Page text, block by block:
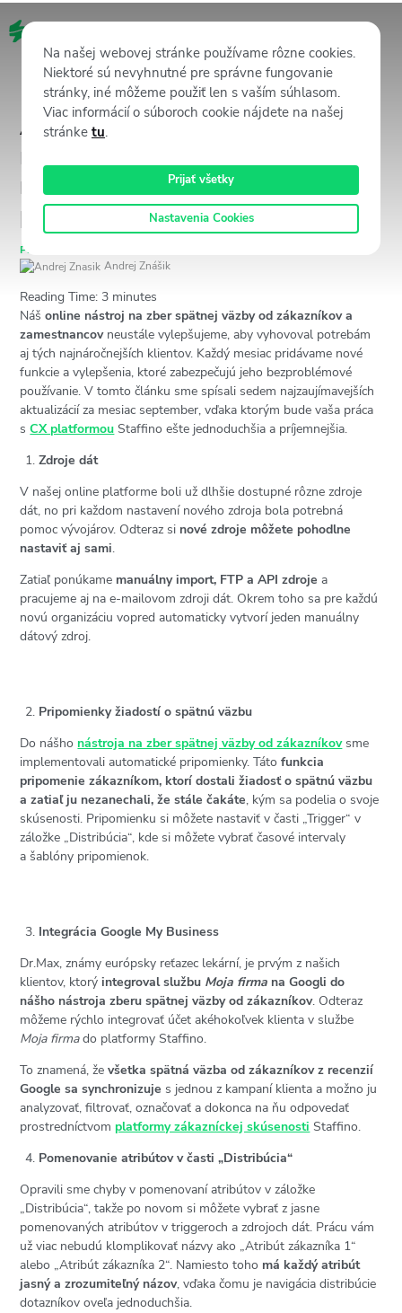
Aktualizácia produktov za
mesiac september: Aké sú
najnovšie funkcie v CX
platforme Staffino?
Produktové novinky
Andrej Znášik
Reading Time: 3 minutes
Nášonline nástroj na zber spätnej väzby od zákazníkov a
zamestnancovneustále vylepšujeme, aby vyhovoval potrebám
aj tých najnáročnejších klientov. Každý mesiac pridávame nové
funkcie a vylepšenia, ktoré zabezpečujú jeho bezproblémové
používanie. V tomto článku sme spísali sedem najzaujímavejších
aktualizácií za mesiac september, vďaka ktorým bude vaša práca
sCX platformou Staffino ešte jednoduchšia a príjemnejšia.
Zdroje dát
V našej online platforme boli už dlhšie dostupné rôzne zdroje
dát, no pri každom nastavení nového zdroja bola potrebná
pomoc vývojárov. Odteraz si nové zdroje môžete pohodlne
nastaviť aj sami.
Zatiaľ ponúkame manuálny import, FTP a API zdroje a
pracujeme aj na e-mailovom zdroji dát. Okrem toho sa pre každú
novú organizáciu vopred automaticky vytvorí jeden manuálny
dátový zdroj.
Pripomienky žiadostí o spätnú väzbu
Do nášho nástroja na zber spätnej väzby od zákazníkovsme
implementovali automatické pripomienky. Tátofunkcia
pripomenie zákazníkom, ktorí dostali žiadosť o spätnú väzbu
a zatiaľ ju nezanechali, že stále čakáte, kým sa podelia o svoje
skúsenosti. Pripomienku si môžete nastaviť v časti „Trigger“ v
záložke „Distribúcia“, kde si môžete vybrať časové intervaly
a šablóny pripomienok.
Integrácia Google My Business
Dr.Max, známy európsky reťazec lekární, je prvým z našich
klientov, ktorýintegroval službu Moja firma na Googli do
nášho nástroja zberu spätnej väzby od zákazníkov. Odteraz
môžeme rýchlo integrovať účet akéhokoľvek klienta v službe
Moja firmado platformy Staffino.
To znamená, ževšetka spätná väzba od zákazníkov z recenzií
Google sa synchronizuje s jednou z kampaní klienta a možno ju
analyzovať, filtrovať, označovať a dokonca na ňu odpovedať
prostredníctvom platformy zákazníckej skúsenosti Staffino.
Pomenovanie atribútov v časti „Distribúcia“
Opravili sme chyby v pomenovaní atribútov v záložke
„Distribúcia“, takže po novom si môžete vybrať z jasne
pomenovaných atribútov v triggeroch a zdrojoch dát. Prácu vám
už viac nebudú klomplikovať názvy ako „Atribút zákazníka 1“
alebo „Atribút zákazníka 2“. Namiesto toho má každý atribút
jasný a zrozumiteľný názov, vďaka čomu je navigácia distribúcie
dotazníkov oveľa jednoduchšia.
Na našej webovej stránke používame rôzne cookies.
Niektoré sú nevyhnutné pre správne fungovanie
stránky, iné môžeme použiť len s vaším súhlasom.
Viac informácií o súboroch cookie nájdete na našej
stránke tu.
Prijať všetky
Nastavenia Cookies